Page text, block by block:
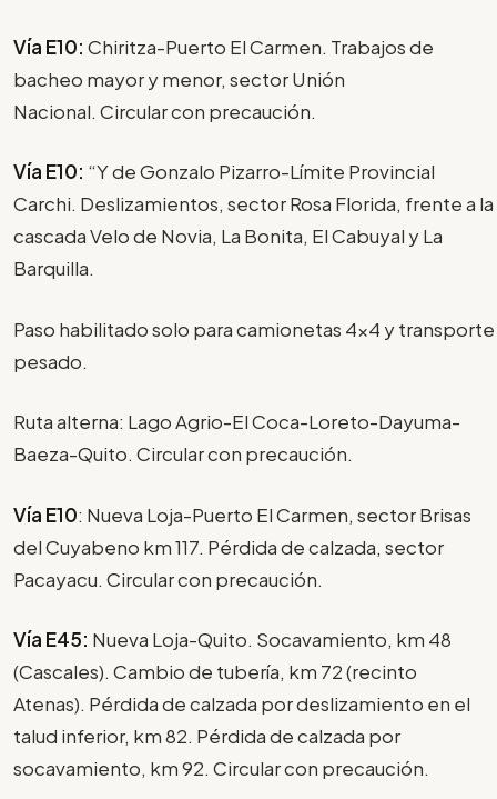
Vía E10: Chiritza-Puerto El Carmen. Trabajos de
bacheo mayor y menor, sector Unión
Nacional. Circular con precaución.
Vía E10: “Y de Gonzalo Pizarro-Límite Provincial
Carchi. Deslizamientos, sector Rosa Florida, frente a la
cascada Velo de Novia, La Bonita, El Cabuyal y La
Barquilla.
Paso habilitado solo para camionetas 4x4 y transporte
pesado.
Ruta alterna: Lago Agrio-El Coca-Loreto-Dayuma-
Baeza-Quito. Circular con precaución.
Vía E10: Nueva Loja-Puerto El Carmen, sector Brisas
del Cuyabeno km 117. Pérdida de calzada, sector
Pacayacu. Circular con precaución.
Vía E45: Nueva Loja-Quito. Socavamiento, km 48
(Cascales). Cambio de tubería, km 72 (recinto
Atenas). Pérdida de calzada por deslizamiento en el
talud inferior, km 82. Pérdida de calzada por
socavamiento, km 92. Circular con precaución.